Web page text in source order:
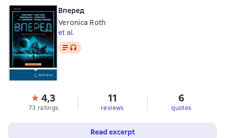
Вперед
Veronica Roth
et al.
Text, audio format available
4,3
73 ratings
11
reviews
6
quotes
Read excerpt